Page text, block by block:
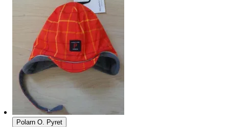
Polarn O. Pyret